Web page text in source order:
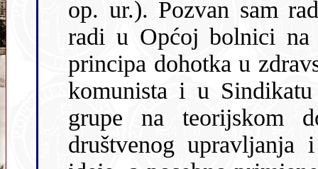
op. ur.). Pozvan sam radi objašnjenja o kakvom se
radi u Općoj bolnici na Sušaku
principa dohotka u
komunista i u Sindikatu
grupe na teorijskom dograđivanju socijalističkih principa
društvenog upravljanja i samoupravljanja, pa su pratili